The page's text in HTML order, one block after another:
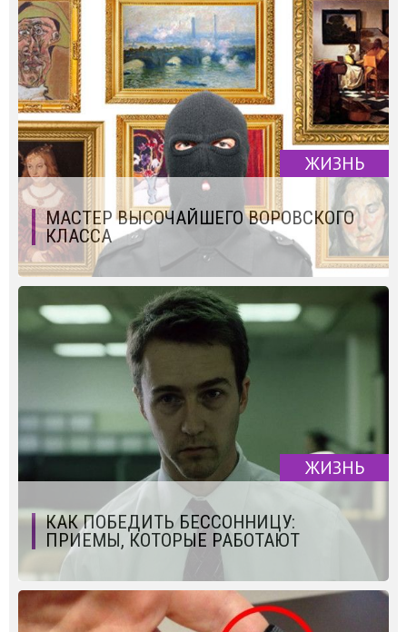
ЖИЗНЬ
МАСТЕР ВЫСОЧАЙШЕГО ВОРОВСКОГО
КЛАССА
ЖИЗНЬ
КАК ПОБЕДИТЬ БЕССОННИЦУ:
ПРИЕМЫ, КОТОРЫЕ РАБОТАЮТ